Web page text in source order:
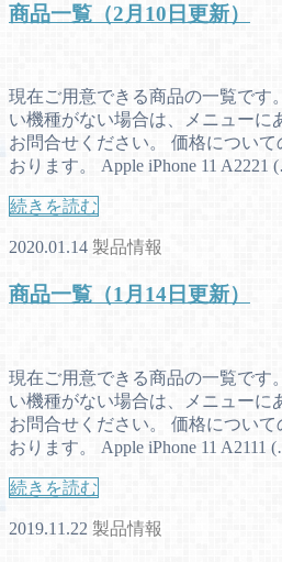
商品一覧（2月10日更新）
現在ご用意できる商品の一覧です
い機種がない場合は、メニューに
お問合せください。 価格につい
おります。 Apple iPhone 11 A2221
続きを読む
2020.01.14 製品情報
商品一覧（1月14日更新）
現在ご用意できる商品の一覧です
い機種がない場合は、メニューに
お問合せください。 価格につい
おります。 Apple iPhone 11 A2111
続きを読む
2019.11.22 製品情報